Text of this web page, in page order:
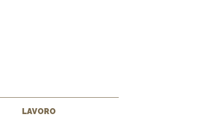
LAVORO